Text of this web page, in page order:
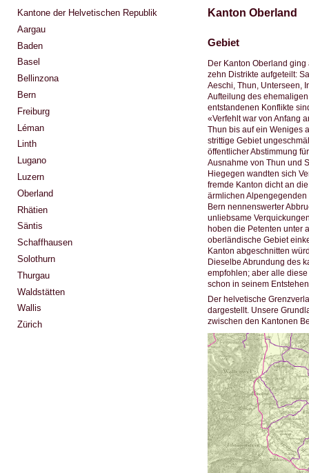
Y
o
a
r
e
h
e
r
e
Kanton Oberland
Gebiet
Der Kanton Oberland
zehn Distrikte aufgeteilt:
Aeschi, Thun, Unterseen,
Aufteilung des
entstandenen Konflikte
«Verfehlt war von Anfang
Thun bis auf ein Weniges
strittige Gebiet
öffentlicher Abstimmung
Ausnahme von Thun und
Hiegegen wandten sich
fremde Kanton dicht an
ärmlichen
Bern nennenswerter
unliebsame
hoben die Petenten unter
oberländische Gebiet
Kanton abgeschnitten
Dieselbe Abrundung des
empfohlen; aber alle
schon in seinem
Der helvetische
dargestellt. Unsere
zwischen den Kantonen
Kantone der Helvetischen Republik
Aargau
Baden
Basel
Bellinzona
Bern
Freiburg
Léman
Linth
Lugano
Luzern
Oberland
Rhätien
Säntis
Schaffhausen
Solothurn
Thurgau
Waldstätten
Wallis
Zürich